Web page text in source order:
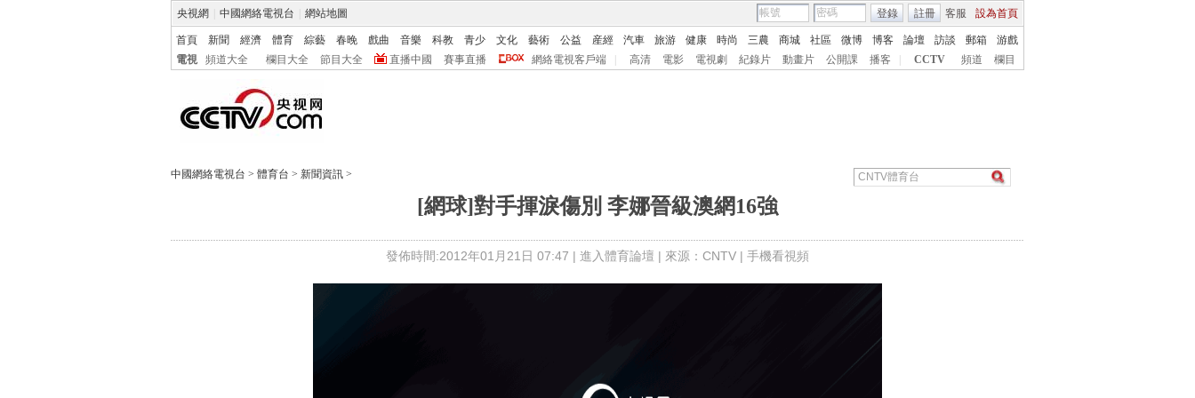
央視網 中國網絡電視台 網站地圖 客服 設為首頁
登錄 註冊
首頁 新聞 經濟 體育 綜藝 春晚 戲曲 音樂 科教 青少 文化 藝術 公益 産經 汽車 旅游 健康 時尚 三農 商城 社區 微博 博客 論壇 訪談 郵箱
游戲
電視
頻道大全 欄目大全 節目大全 直播中國 賽事直播 網絡電視客戶端 高清 電影 電視劇 紀錄片 動畫片 公開課 播客 CCTV 頻道 欄目
中國網絡電視台 > 體育台 > 新聞資訊 >
[網球]對手揮淚傷別 李娜晉級澳網16強
發佈時間:2012年01月21日 07:47 | 進入體育論壇 | 來源：CNTV | 手機看視頻